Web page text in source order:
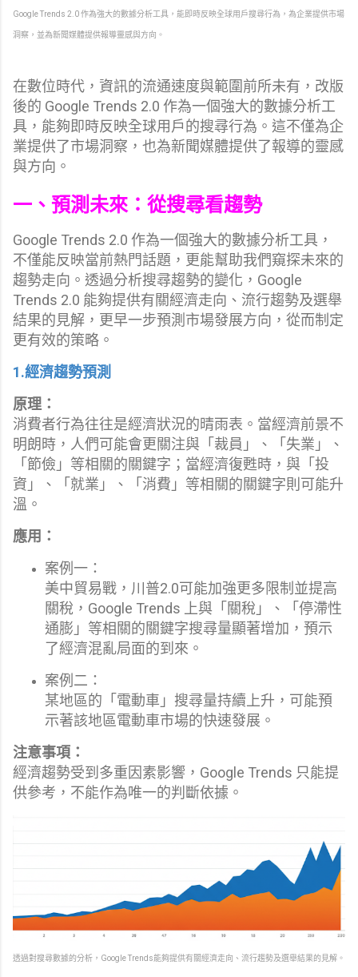
Google Trends 2.0 作為強大的數據分析工具，能即時反映全球用戶搜尋行為，為企業提供市場
洞察，並為新聞媒體提供報導靈感與方向。
在數位時代，資訊的流通速度與範圍前所未有，改版
後的 Google Trends 2.0 作為一個強大的數據分析工
具，能夠即時反映全球用戶的搜尋行為。這不僅為企
業提供了市場洞察，也為新聞媒體提供了報導的靈感
與方向。
一、預測未來：從搜尋看趨勢
Google Trends 2.0 作為一個強大的數據分析工具，
不僅能反映當前熱門話題，更能幫助我們窺探未來的
趨勢走向。透過分析搜尋趨勢的變化，Google
Trends 2.0 能夠提供有關經濟走向、流行趨勢及選舉
結果的見解，更早一步預測市場發展方向，從而制定
更有效的策略。
1.經濟趨勢預測
原理：
消費者行為往往是經濟狀況的晴雨表。當經濟前景不
明朗時，人們可能會更關注與「裁員」、「失業」、
「節儉」等相關的關鍵字；當經濟復甦時，與「投
資」、「就業」、「消費」等相關的關鍵字則可能升
溫。
應用：
案例一：
美中貿易戰，川普2.0可能加強更多限制並提高
關稅，Google Trends 上與「關稅」、「停滯性
通膨」等相關的關鍵字搜尋量顯著增加，預示
了經濟混亂局面的到來。
案例二：
某地區的「電動車」搜尋量持續上升，可能預
示著該地區電動車市場的快速發展。
注意事項：
經濟趨勢受到多重因素影響，Google Trends 只能提
供參考，不能作為唯一的判斷依據。
透過對搜尋數據的分析，Google Trends能夠提供有關經濟走向、流行趨勢及選舉結果的見解。